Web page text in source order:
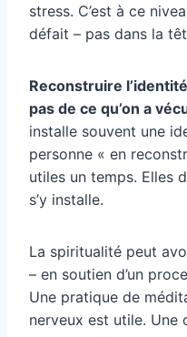
stress. C’est à ce
défait – pas dans la
Reconstruire
pas de ce qu’on a
installe souvent une
personne « en
utiles un temps. Elles
s’y installe.
La spiritualité peut
– en soutien d’un
Une pratique de
nerveux est utile. Une